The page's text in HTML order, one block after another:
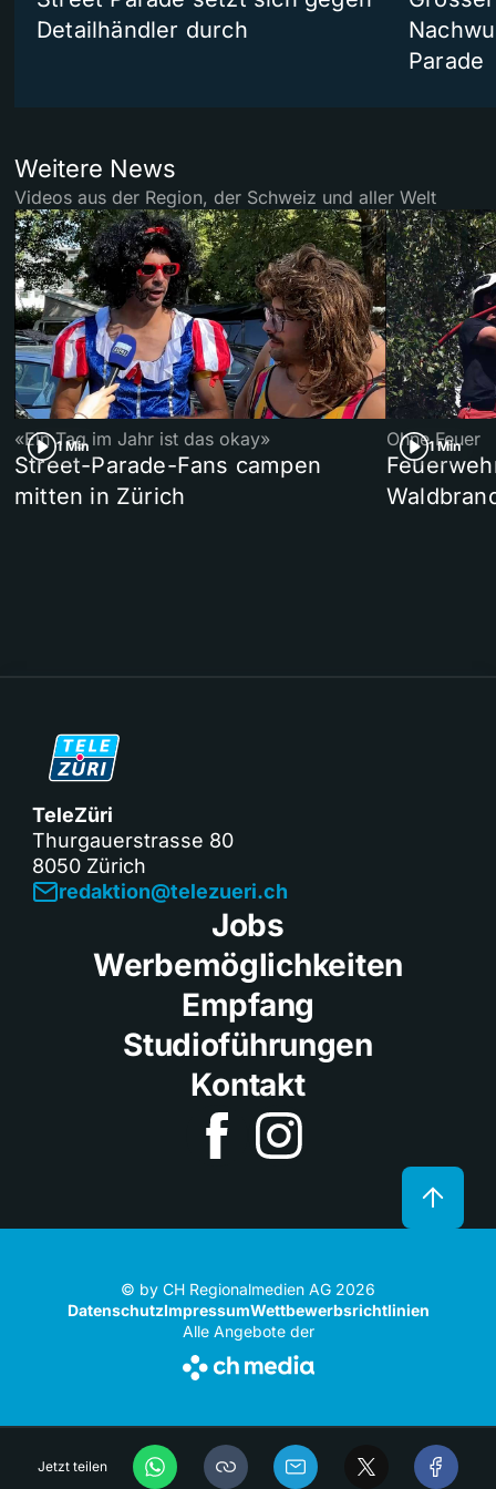
Jetzt teilen
Detailhändler durch
Parade
Weitere News
Videos aus der Region, der Schweiz und aller Welt
1 Min
«Ein Tag im Jahr ist das okay»
Street-Parade-Fans campen
mitten in Zürich
1 Min
Ohne Feuer
TeleZüri
Thurgauerstrasse 80
8050 Zürich
redaktion@telezueri.ch
Jobs
Werbemöglichkeiten
Empfang
Studioführungen
Kontakt
© by CH Regionalmedien AG 2026
DatenschutzImpressumWettbewerbsrichtlinien
Alle Angebote der